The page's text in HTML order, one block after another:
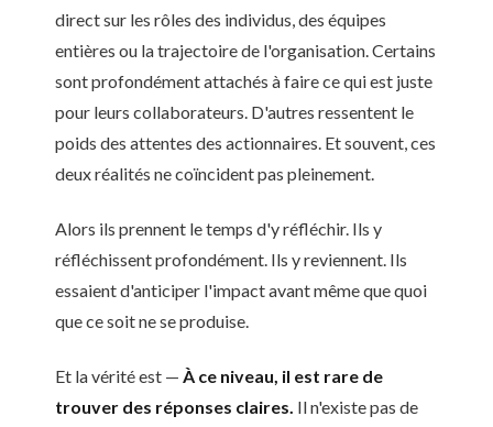
direct sur les rôles des individus, des équipes
entières ou la trajectoire de l'organisation. Certains
sont profondément attachés à faire ce qui est juste
pour leurs collaborateurs. D'autres ressentent le
poids des attentes des actionnaires. Et souvent, ces
deux réalités ne coïncident pas pleinement.
Alors ils prennent le temps d'y réfléchir. Ils y
réfléchissent profondément. Ils y reviennent. Ils
essaient d'anticiper l'impact avant même que quoi
que ce soit ne se produise.
Et la vérité est — À ce niveau, il est rare de
trouver des réponses claires. Il n'existe pas de